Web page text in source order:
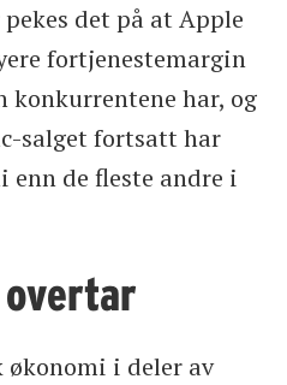
det på at Apple
fortjenestemargin
konkurrentene har, og
salget fortsatt har
enn de fleste andre i
økonomi i deler av